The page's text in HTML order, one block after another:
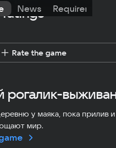
News Requirements
ratings
Rate the game
рогалик-
у маяка, пока прилив
мир.